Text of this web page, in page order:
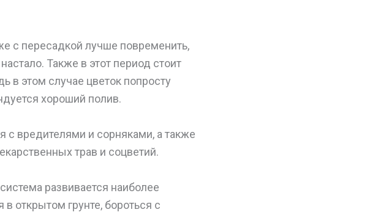
с пересадкой лучше повременить,
Также в этот период стоит
в этом случае цветок попросту
хороший полив.
с вредителями и сорняками, а также
трав и соцветий.
развивается наиболее
открытом грунте, бороться с